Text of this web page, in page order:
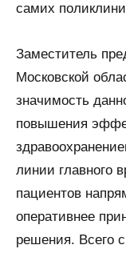
самих
Заместитель
Московской
значимость
повышения
линии главного
пациентов
оперативнее
решения. Всего